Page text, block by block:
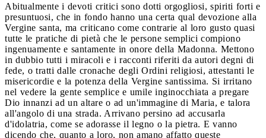
Abitualmente i devoti critici sono dotti orgogliosi, spiriti forti e
presuntuosi, che in fondo hanno una certa qual devozione alla
Vergine santa, ma criticano come contrarie al loro gusto quasi
tutte le pratiche di pietà che le persone semplici compiono
ingenuamente e santamente in onore della Madonna. Mettono
in dubbio tutti i miracoli e i racconti riferiti da autori degni di
fede, o tratti dalle cronache degli Ordini religiosi, attestanti le
misericordie e la potenza della Vergine santissima. Si irritano
nel vedere la gente semplice e umile inginocchiata a pregare
Dio innanzi ad un altare o ad un'immagine di Maria, e talora
all'angolo di una strada. Arrivano persino ad accusarla
d'idolatria, come se adorasse il legno o la pietra. E vanno
dicendo che, quanto a loro, non amano affatto queste